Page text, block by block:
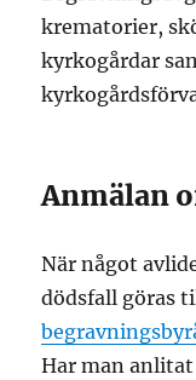
krematorier,
kyrkogårdar
Anmälan
När något
dödsfall göras
Har man